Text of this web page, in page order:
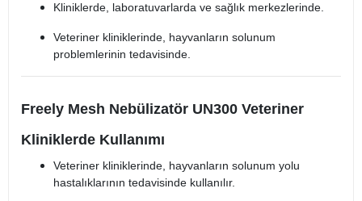
Kliniklerde, laboratuvarlarda ve sağlık merkezlerinde.
Veteriner kliniklerinde, hayvanların solunum
problemlerinin tedavisinde.
Freely Mesh Nebülizatör UN300 Veteriner
Kliniklerde Kullanımı
Veteriner kliniklerinde, hayvanların solunum yolu
hastalıklarının tedavisinde kullanılır.